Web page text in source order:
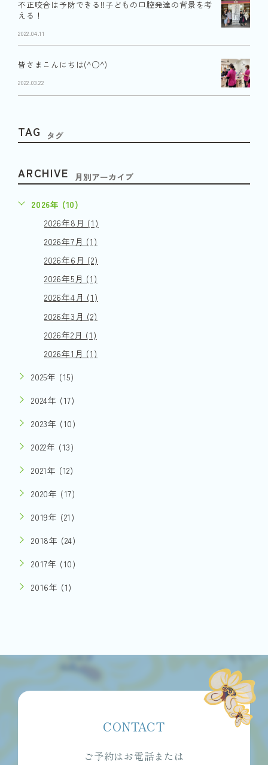
不正咬合は予防できる‼︎子どもの口腔発達の背景を考
える！
2022.04.11
皆さまこんにちは(^○^)
2022.03.22
TAG タグ
ARCHIVE 月別アーカイブ
2026年 (10)
2026年8月 (1)
2026年7月 (1)
2026年6月 (2)
2026年5月 (1)
2026年4月 (1)
2026年3月 (2)
2026年2月 (1)
2026年1月 (1)
2025年 (15)
2024年 (17)
2023年 (10)
2022年 (13)
2021年 (12)
2020年 (17)
2019年 (21)
2018年 (24)
2017年 (10)
2016年 (1)
CONTACT
ご予約はお電話または